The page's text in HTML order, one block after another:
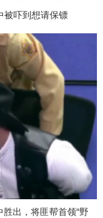
被吓到想请保镖
胜出，将匪帮首领“野